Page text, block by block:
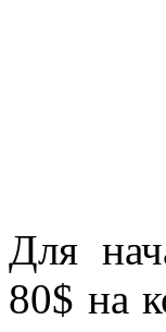
Для
80$ на